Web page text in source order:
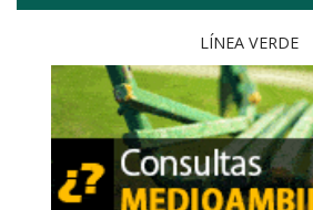
LÍNEA VERDE